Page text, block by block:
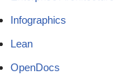
Infographics
Lean
OpenDocs